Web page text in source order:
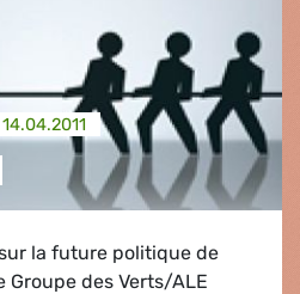
14.04.2011
la future politique de
Groupe des Verts/ALE